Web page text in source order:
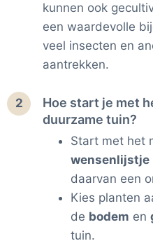
kunnen ook
een waardevolle
veel insecten en
aantrekken.
2
Hoe start je met
duurzame tuin?
Start met het
wensenlijstje
daarvan een
Kies planten
de bodem en
tuin.